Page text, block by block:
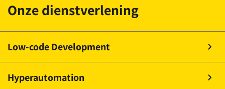
Onze dienstverlening
Low-code Development
Hyperautomation